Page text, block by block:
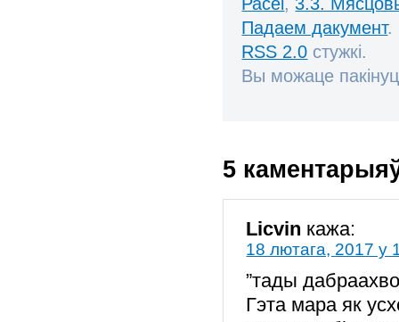
Падаем дакумент.
RSS 2.0 стужкі.
Вы можаце
5
Licvin кажа:
18 лютага, 2017 у
”тады
Гэта мара як